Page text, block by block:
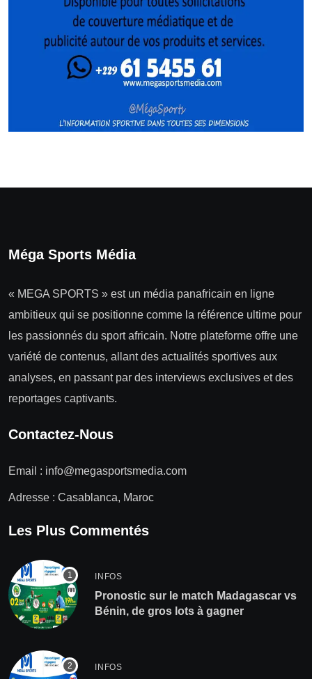
Méga Sports Média
« MEGA SPORTS » est un média panafricain en ligne
ambitieux qui se positionne comme la référence ultime pour
les passionnés du sport africain. Notre plateforme offre une
variété de contenus, allant des actualités sportives aux
analyses, en passant par des interviews exclusives et des
reportages captivants.
Contactez-Nous
Email : info@megasportsmedia.com
Adresse : Casablanca, Maroc
Les Plus Commentés
INFOS
Pronostic sur le match Madagascar vs
Bénin, de gros lots à gagner
INFOS